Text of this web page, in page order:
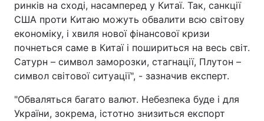
ринків на сході, насамперед у Китаї. Так, санкції
США проти Китаю можуть обвалити всю світову
економіку, і хвиля нової фінансової кризи
почнеться саме в Китаї і пошириться на весь світ.
Сатурн – символ заморозки, стагнації, Плутон –
символ світової ситуації", - зазначив експерт.
"Обваляться багато валют. Небезпека буде і для
України, зокрема, істотно знизиться експорт